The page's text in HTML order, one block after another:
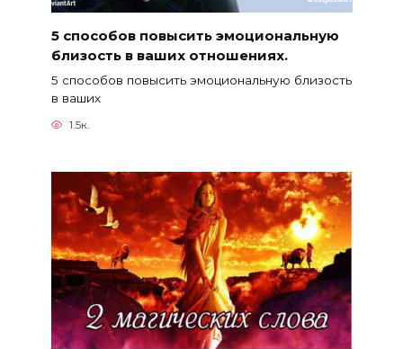
5 способов повысить эмоциональную
близость в ваших отношениях.
5 способов повысить эмоциональную близость
в ваших
1.5к.